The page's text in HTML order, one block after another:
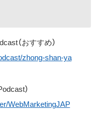
（おすすめ）
zhong-shan-ya
）
WebMarketingJAP